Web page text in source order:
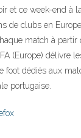
et ce week-end
de clubs en
match à
(Europe)
foot dédiés aux
portugaise.